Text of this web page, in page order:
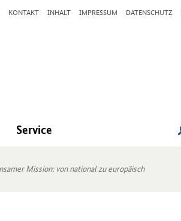
KONTAKT INHALT IMPRESSUM DATENSCHUTZ
Service
Mission: von national zu europäisch